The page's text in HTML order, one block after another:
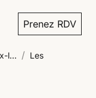
Prenez RDV
l... / Les